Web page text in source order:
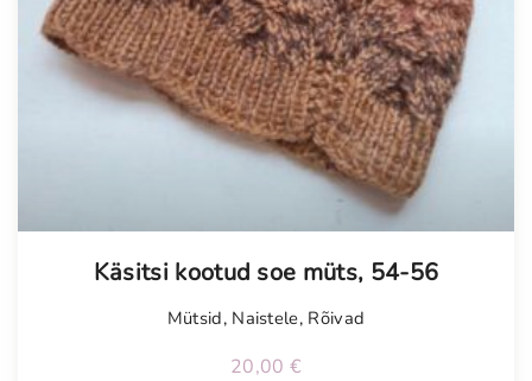
Käsitsi kootud soe müts, 54-56
Mütsid, Naistele, Rõivad
20,00 €